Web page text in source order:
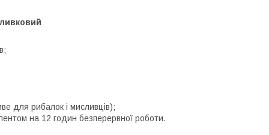
для рибалок і мисливців);
на 12 годин безперервної роботи.